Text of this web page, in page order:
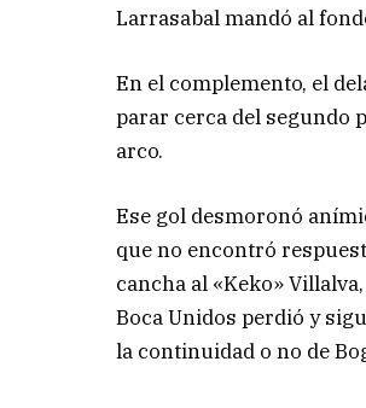
Larrasabal mandó al
En el complemento, el
parar cerca del segundo
arco.
Ese gol desmoronó
que no encontró
cancha al «Keko»
Boca Unidos perdió y
la continuidad o no de